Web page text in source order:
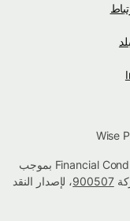
تم اعتماد شركة Wise بواسطة Financial Conduct Authority بموجب
900507، لإصدار النقد